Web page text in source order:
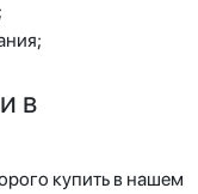
в
купить в нашем